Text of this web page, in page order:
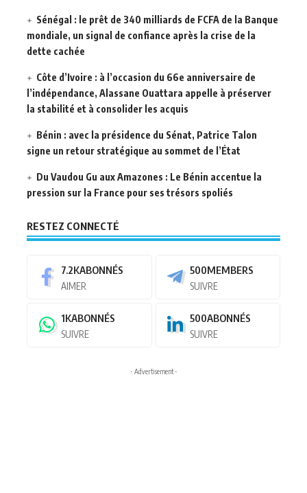
Sénégal : le prêt de 340 milliards de FCFA de la Banque
mondiale, un signal de confiance après la crise de la
dette cachée
Côte d’Ivoire : à l’occasion du 66e anniversaire de
l’indépendance, Alassane Ouattara appelle à préserver
la stabilité et à consolider les acquis
Bénin : avec la présidence du Sénat, Patrice Talon
signe un retour stratégique au sommet de l’État
Du Vaudou Gu aux Amazones : Le Bénin accentue la
pression sur la France pour ses trésors spoliés
RESTEZ CONNECTÉ
7.2KABONNÉS
AIMER
500MEMBERS
SUIVRE
1KABONNÉS
SUIVRE
500ABONNÉS
SUIVRE
- Advertisement -